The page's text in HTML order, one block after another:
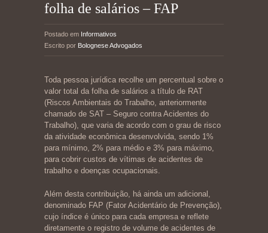
folha de salários – FAP
Postado em Informativos
Escrito por Bolognese Advogados
Toda pessoa jurídica recolhe um percentual sobre o
valor total da folha de salários a título de RAT
(Riscos Ambientais do Trabalho, anteriormente
chamado de SAT – Seguro contra Acidentes do
Trabalho), que varia de acordo com o grau de risco
da atividade econômica desenvolvida, sendo 1%
para mínimo, 2% para médio e 3% para máximo,
para cobrir custos de vítimas de acidentes de
trabalho e doenças ocupacionais.
Além desta contribuição, há ainda um adicional,
denominado FAP (Fator Acidentário de Prevenção),
cujo índice é único para cada empresa e reflete
diretamente o registro de volume de acidentes de